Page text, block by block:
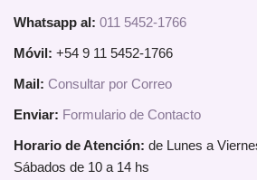
Whatsapp al: 011 5452-1766
Móvil: +54 9 11 5452-1766
Mail: Consultar por Correo
Enviar: Formulario de Contacto
Horario de Atención: de Lunes a
Sábados de 10 a 14 hs